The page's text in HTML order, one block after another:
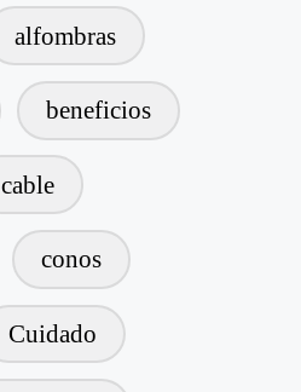
alfombras
beneficios
cable
conos
Cuidado